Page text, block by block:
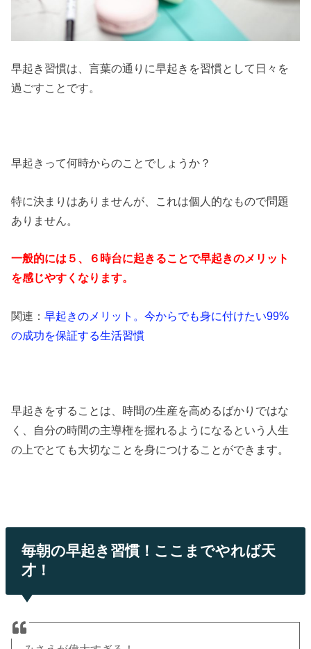
早起き習慣は、言葉の通りに早起きを習慣として日々を
過ごすことです。
早起きって何時からのことでしょうか？
特に決まりはありませんが、これは個人的なもので問題
ありません。
一般的には５、６時台に起きることで早起きのメリット
を感じやすくなります。
関連：早起きのメリット。今からでも身に付けたい99%
の成功を保証する生活習慣
早起きをすることは、時間の生産を高めるばかりではな
く、自分の時間の主導権を握れるようになるという人生
の上でとても大切なことを身につけることができます。
毎朝の早起き習慣！ここまでやれば天
才！